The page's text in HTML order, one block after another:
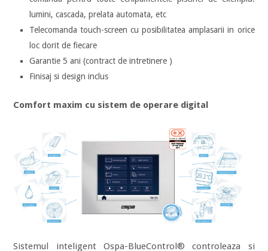
lumini, cascada, prelata automata, etc
Telecomanda touch-screen cu posibilitatea amplasarii in orice
loc dorit de fiecare
Garantie 5 ani (contract de intretinere )
Finisaj si design inclus
Comfort maxim cu sistem de operare digital
Sistemul inteligent Ospa-BlueControl® controleaza si